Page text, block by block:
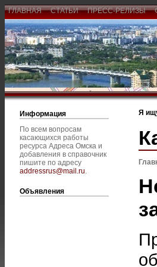
ГЛАВНАЯ СТАТЬИ ПРЕСС-РЕЛИЗЫ
Информация
По всем вопросам
касающихся работы
ресурса Адреса Омска и
добавления в справочник
пишите по адресу
addressrus@mail.ru.
Объявления
Я